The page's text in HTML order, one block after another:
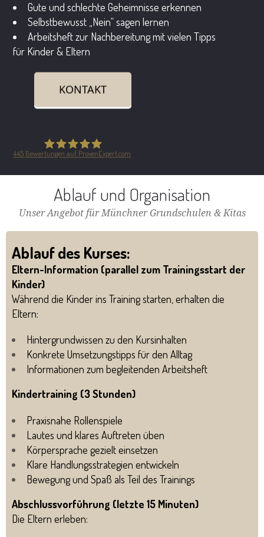
Gute und schlechte Geheimnisse erkennen
Selbstbewusst „Nein“ sagen lernen
Arbeitsheft zur Nachbereitung mit vielen Tipps
für Kinder & Eltern
KONTAKT
Safe in the City GmbH
445 Bewertungen auf ProvenExpert.com
Ablauf und Organisation
Unser Angebot für Münchner Grundschulen & Kitas
Ablauf des Kurses:
Eltern-Information (parallel zum Trainingsstart der
Kinder)
Während die Kinder ins Training starten, erhalten die
Eltern:
Hintergrundwissen zu den Kursinhalten
Konkrete Umsetzungstipps für den Alltag
Informationen zum begleitenden Arbeitsheft
Kindertraining (3 Stunden)
Praxisnahe Rollenspiele
Lautes und klares Auftreten üben
Körpersprache gezielt einsetzen
Klare Handlungsstrategien entwickeln
Bewegung und Spaß als Teil des Trainings
Abschlussvorführung (letzte 15 Minuten)
Die Eltern erleben: